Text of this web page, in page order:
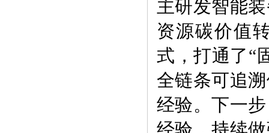
主研发智能
资源碳价值
式，打通了
全链条可追
经验。下一